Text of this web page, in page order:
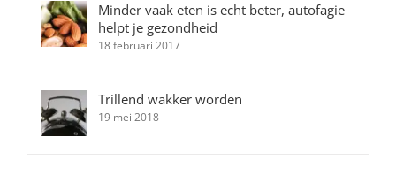
Minder vaak eten is echt beter, autofagie
helpt je gezondheid
18 februari 2017
Trillend wakker worden
19 mei 2018